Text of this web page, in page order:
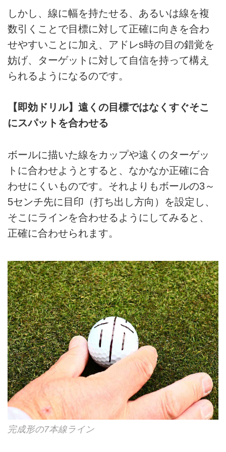
しかし、線に幅を持たせる、あるいは線を複
数引くことで目標に対して正確に向きを合わ
せやすいことに加え、アドレs時の目の錯覚を
妨げ、ターゲットに対して自信を持って構え
られるようになるのです。
【即効ドリル】遠くの目標ではなくすぐそこ
にスパットを合わせる
ボールに描いた線をカップや遠くのターゲッ
トに合わせようとすると、なかなか正確に合
わせにくいものです。それよりもボールの3～
5センチ先に目印（打ち出し方向）を設定し、
そこにラインを合わせるようにしてみると、
正確に合わせられます。
完成形の7本線ライン